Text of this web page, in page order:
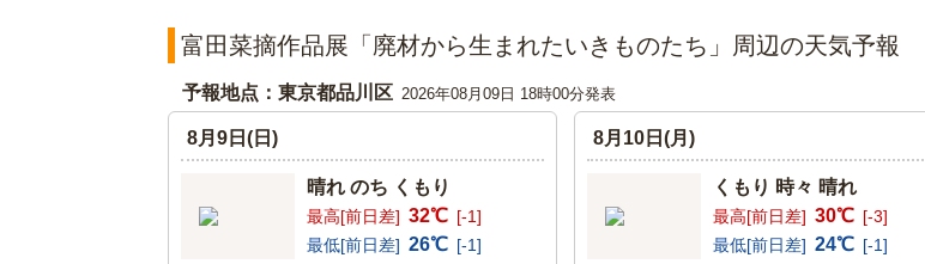
富田菜摘作品展「廃材から生まれたいきものたち」周辺の天気予報
予報地点：東京都品川区 2026年08月09日 18時00分発表
8月9日(日)
晴れ のち くもり
最高[前日差] 32℃ [-1]
最低[前日差] 26℃ [-1]
8月10日(月)
くもり 時々 晴れ
最高[前日差] 30℃ [-3]
最低[前日差] 24℃ [-1]